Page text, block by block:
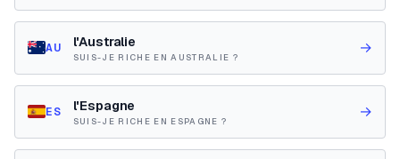
AU l'Australie
SUIS-JE RICHE EN AUSTRALIE ? →
ES l'Espagne
SUIS-JE RICHE EN ESPAGNE ? →